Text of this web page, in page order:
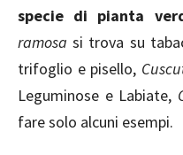
specie di pianta
ramosa si trova su
trifoglio e pisello,
Leguminose e Labiate,
fare solo alcuni esempi.